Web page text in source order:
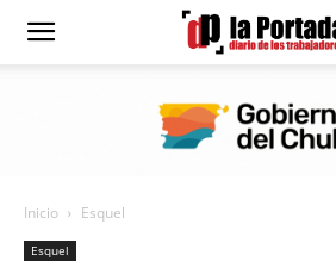
Diario
Portada
Inicio Esquel
Esquel